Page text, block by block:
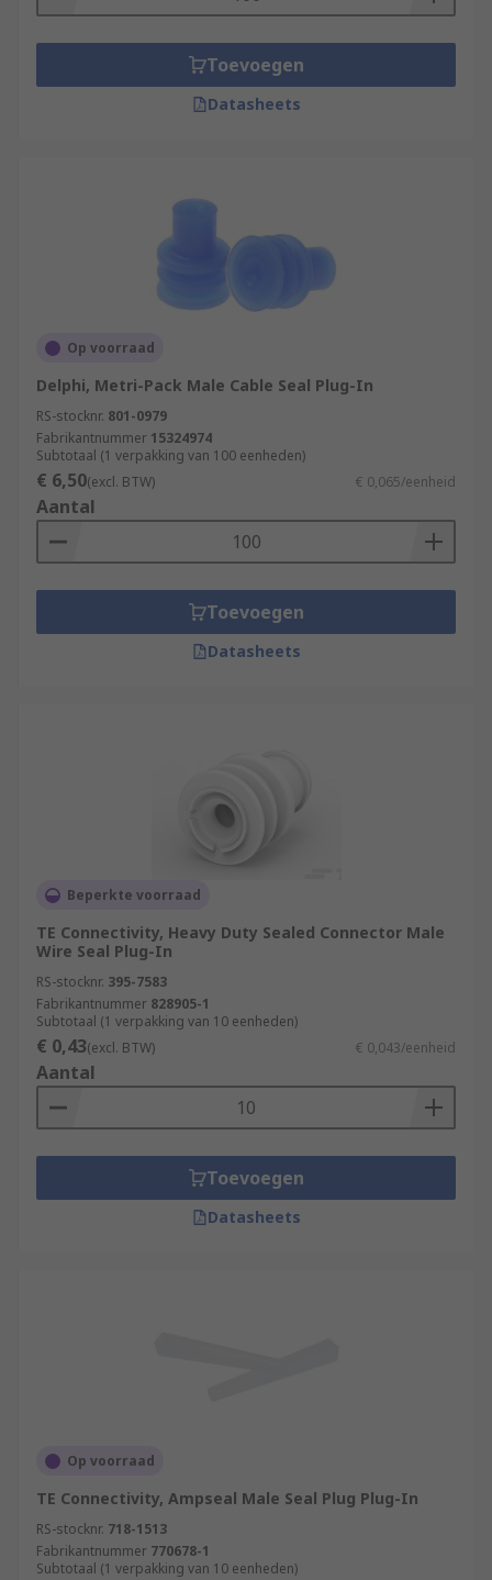
variety of different applications, ready to be used
they are hardy and won't wear down easily this is
perfect for all of your automotive connector
Toevoegen
Datasheets
Op voorraad
Delphi, Metri-Pack Male Cable Seal Plug-In
RS-stocknr. 801-0979
Fabrikantnummer 15324974
Subtotaal (1 verpakking van 100 eenheden)
€ 6,50(excl. BTW) € 0,065/eenheid
Aantal
Toevoegen
Datasheets
Beperkte voorraad
TE Connectivity, Heavy Duty Sealed Connector Male
Wire Seal Plug-In
RS-stocknr. 395-7583
Fabrikantnummer 828905-1
Subtotaal (1 verpakking van 10 eenheden)
€ 0,43(excl. BTW) € 0,043/eenheid
Aantal
Toevoegen
Datasheets
Op voorraad
TE Connectivity, Ampseal Male Seal Plug Plug-In
RS-stocknr. 718-1513
Fabrikantnummer 770678-1
Subtotaal (1 verpakking van 10 eenheden)